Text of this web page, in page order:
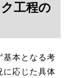
工程の
基本となる考
に応じた具体